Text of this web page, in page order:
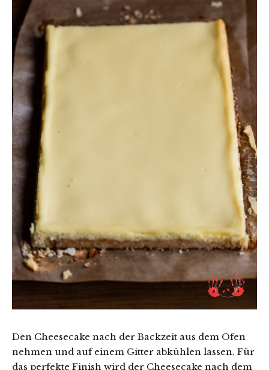
Den Cheesecake nach der Backzeit aus dem Ofen
nehmen und auf einem Gitter abkühlen lassen. Für
das perfekte Finish wird der Cheesecake nach dem